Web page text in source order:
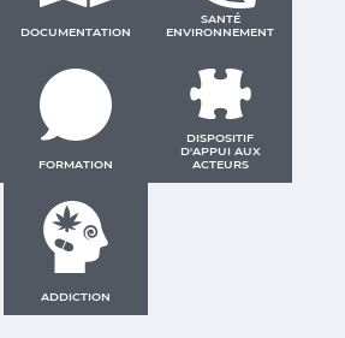
DOCUMENTATION
SANTÉ
ENVIRONNEMENT
FORMATION
DISPOSITIF
D'APPUI AUX
ACTEURS
ADDICTION